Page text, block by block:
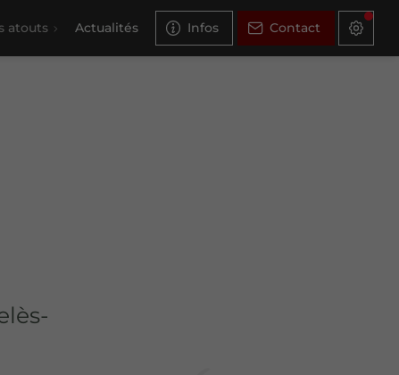
atouts Actualités Infos Contact